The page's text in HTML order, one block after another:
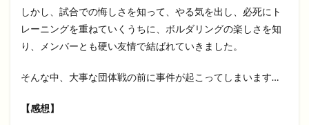
しかし、試合での悔しさを知って、やる気を出し、必死にト
レーニングを重ねていくうちに、ボルダリングの楽しさを知
り、メンバーとも硬い友情で結ばれていきました。
そんな中、大事な団体戦の前に事件が起こってしまいます…
【感想】